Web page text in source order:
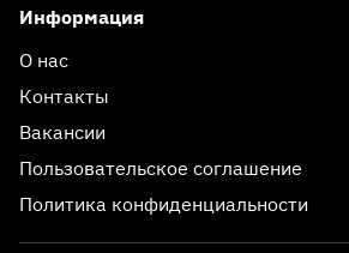
Информация
О нас
Контакты
Вакансии
Пользовательское соглашение
Политика конфиденциальности